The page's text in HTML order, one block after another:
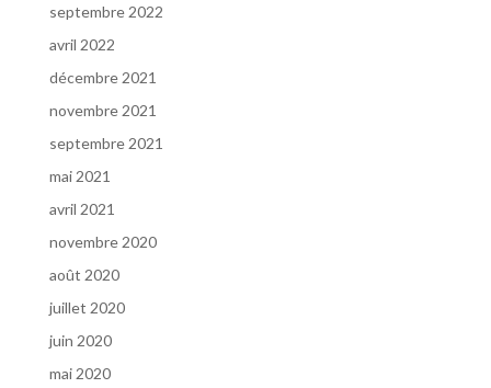
septembre 2022
avril 2022
décembre 2021
novembre 2021
septembre 2021
mai 2021
avril 2021
novembre 2020
août 2020
juillet 2020
juin 2020
mai 2020